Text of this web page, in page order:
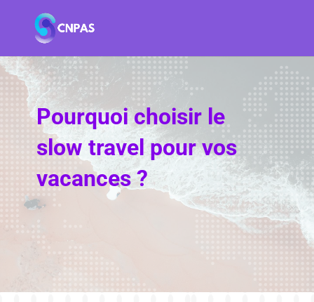
Pourquoi choisir le
slow travel pour vos
vacances ?